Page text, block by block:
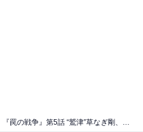
ように見せて違う気がす